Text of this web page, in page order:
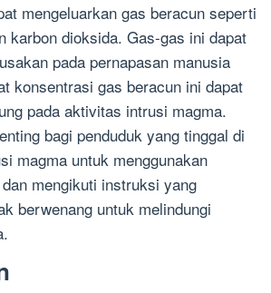
mengeluarkan gas beracun seperti
karbon dioksida. Gas-gas ini dapat
pada pernapasan manusia
konsentrasi gas beracun ini dapat
pada aktivitas intrusi magma.
bagi penduduk yang tinggal di
magma untuk menggunakan
mengikuti instruksi yang
berwenang untuk melindungi